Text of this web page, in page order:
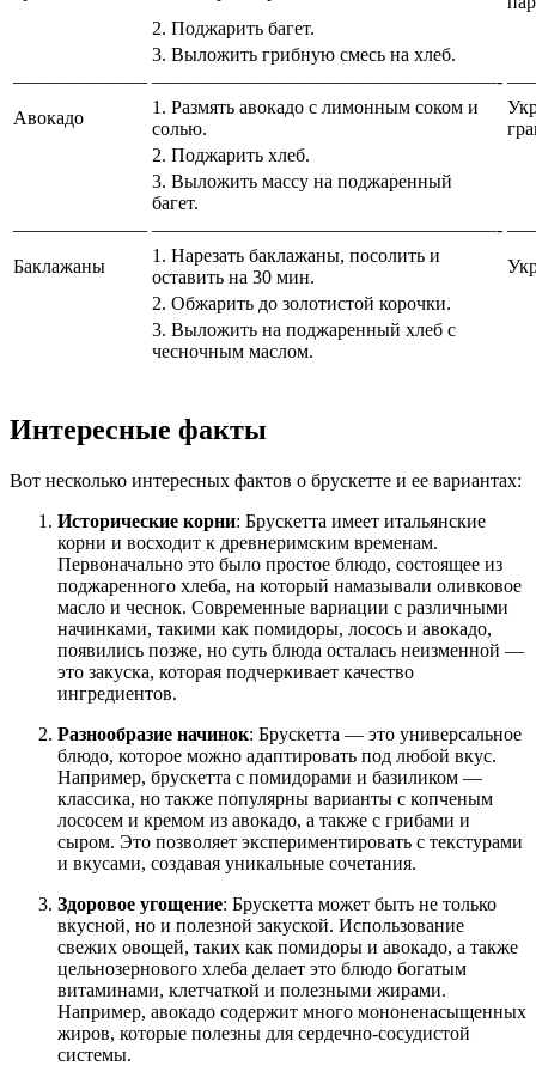
2. Поджарить багет.
3. Выложить грибную смесь на хлеб.
——————— ——————————————————-
Авокадо
1. Размять авокадо с лимонным соком и
солью.
2. Поджарить хлеб.
3. Выложить массу на поджаренный
багет.
——————— ——————————————————-
Баклажаны
1. Нарезать баклажаны, посолить и
оставить на 30 мин.
2. Обжарить до золотистой корочки.
3. Выложить на поджаренный хлеб с
чесночным маслом.
Интересные факты
Вот несколько интересных фактов о брускетте и ее вариантах:
Исторические корни: Брускетта имеет итальянские
корни и восходит к древнеримским временам.
Первоначально это было простое блюдо, состоящее из
поджаренного хлеба, на который намазывали оливковое
масло и чеснок. Современные вариации с различными
начинками, такими как помидоры, лосось и авокадо,
появились позже, но суть блюда осталась неизменной —
это закуска, которая подчеркивает качество
ингредиентов.
Разнообразие начинок: Брускетта — это универсальное
блюдо, которое можно адаптировать под любой вкус.
Например, брускетта с помидорами и базиликом —
классика, но также популярны варианты с копченым
лососем и кремом из авокадо, а также с грибами и
сыром. Это позволяет экспериментировать с текстурами
и вкусами, создавая уникальные сочетания.
Здоровое угощение: Брускетта может быть не только
вкусной, но и полезной закуской. Использование
свежих овощей, таких как помидоры и авокадо, а также
цельнозернового хлеба делает это блюдо богатым
витаминами, клетчаткой и полезными жирами.
Например, авокадо содержит много мононенасыщенных
жиров, которые полезны для сердечно-сосудистой
системы.